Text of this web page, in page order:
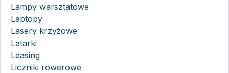
Lampy warsztatowe
Laptopy
Lasery krzyżowe
Latarki
Leasing
Liczniki rowerowe